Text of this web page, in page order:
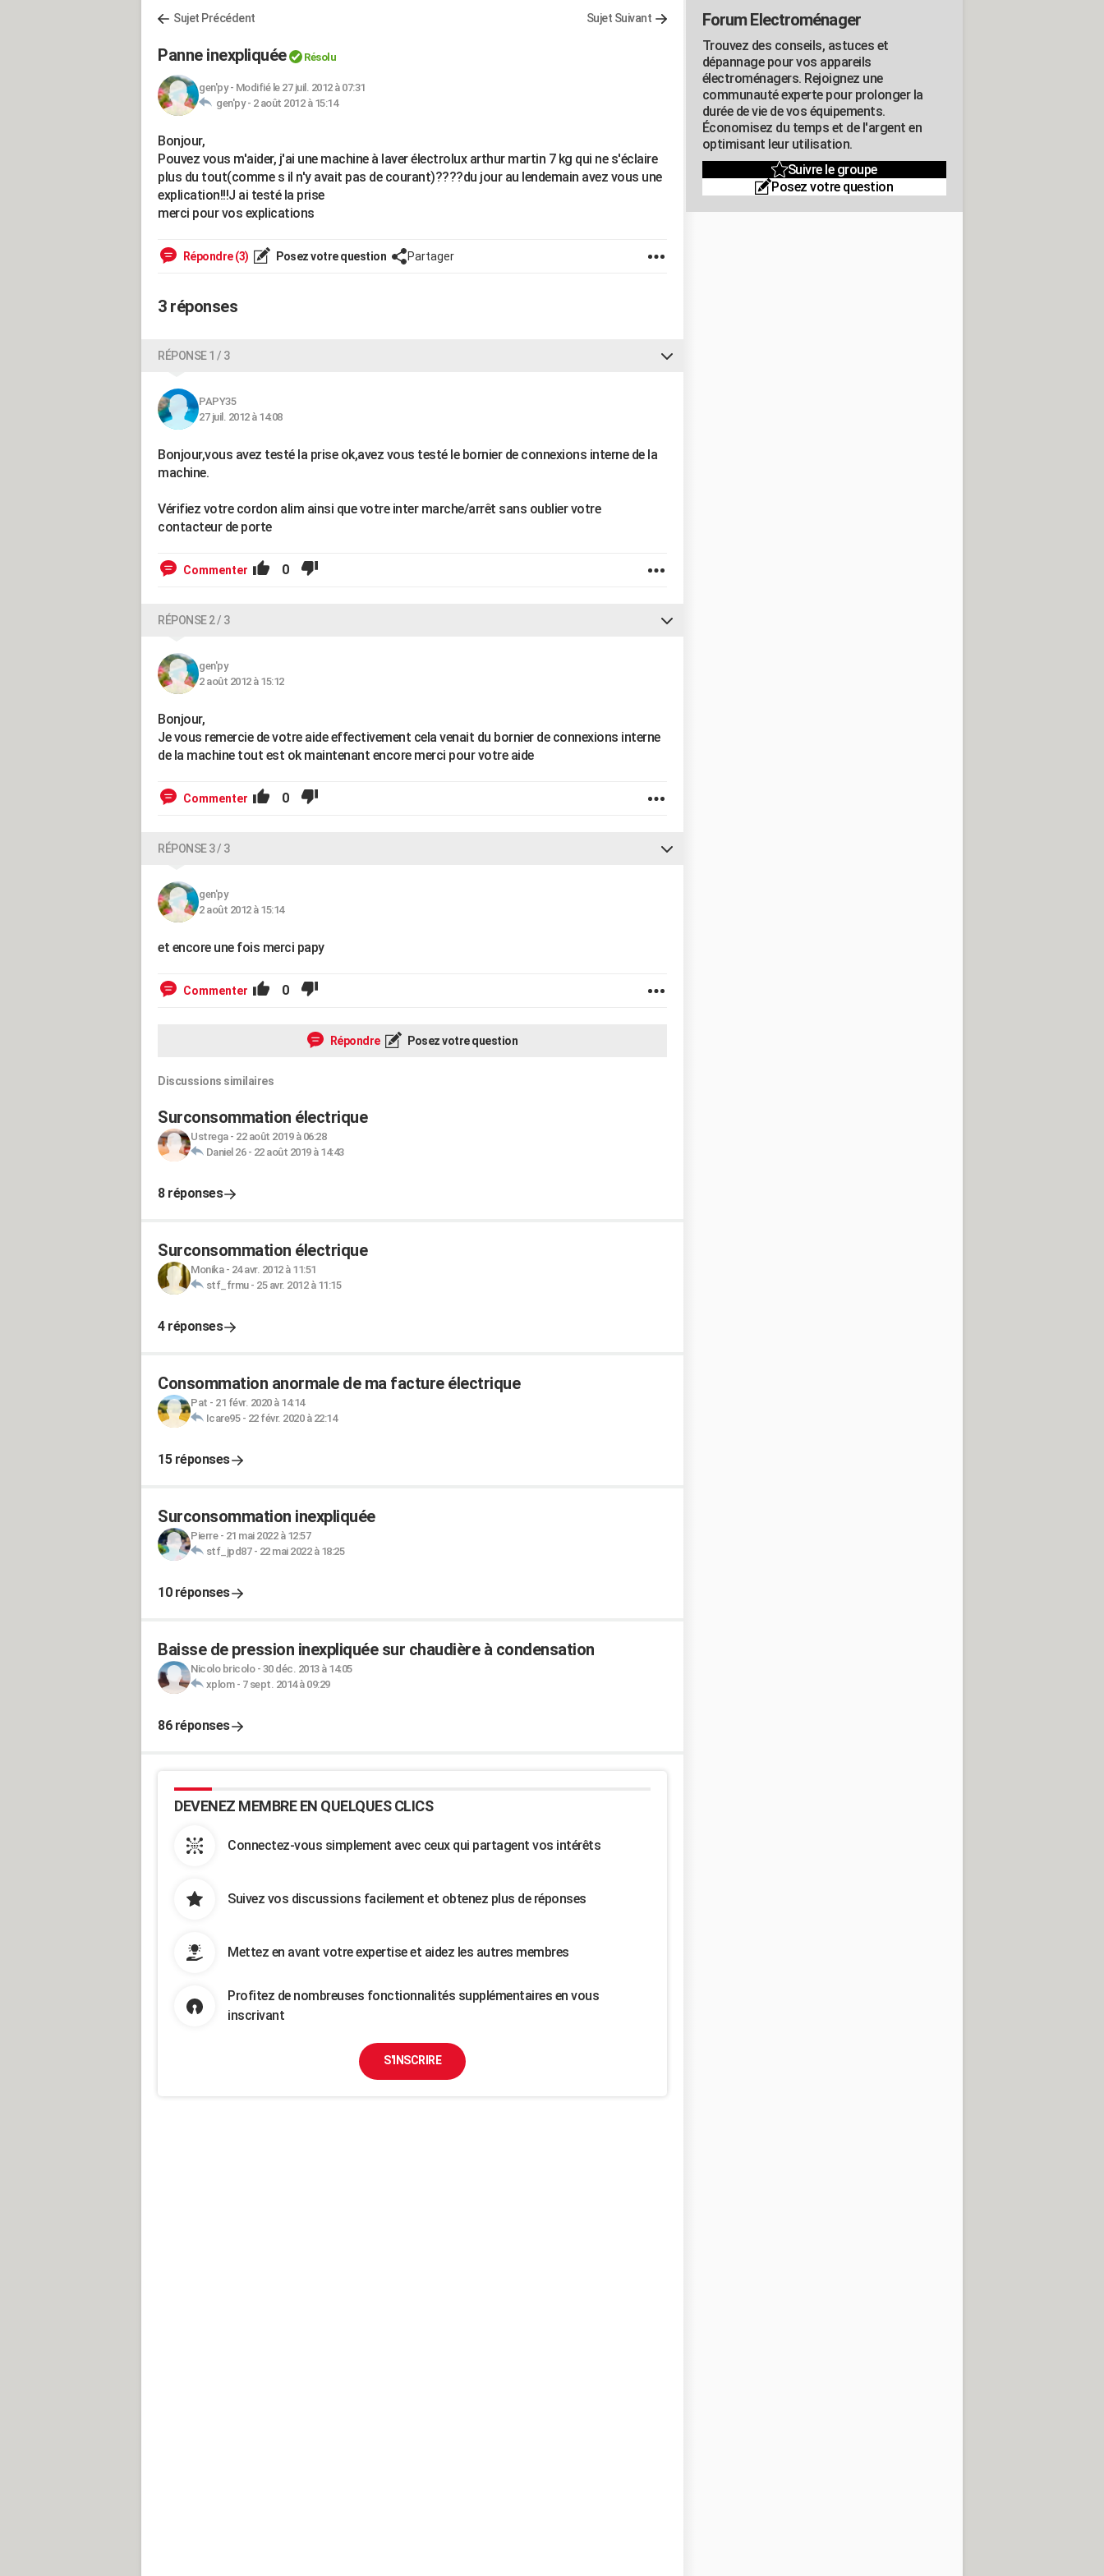
Sujet Précédent Sujet Suivant
Panne inexpliquée Résolu
gen'py- Modifié le 27 juil. 2012 à 07:31
gen'py - 2 août 2012 à 15:14
Bonjour,
Pouvez vous m'aider, j'ai une machine à laver électrolux arthur martin 7 kg qui ne s'éclaire
plus du tout(comme s il n'y avait pas de courant)????du jour au lendemain avez vous une
explication!!!J ai testé la prise
merci pour vos explications
Répondre (3) Posez votre question Partager
3 réponses
RÉPONSE 1 / 3
PAPY35
27 juil. 2012 à 14:08
Bonjour,vous avez testé la prise ok,avez vous testé le bornier de connexions interne de la
machine.
Vérifiez votre cordon alim ainsi que votre inter marche/arrêt sans oublier votre
contacteur de porte
Commenter 0
RÉPONSE 2 / 3
gen'py
2 août 2012 à 15:12
Bonjour,
Je vous remercie de votre aide effectivement cela venait du bornier de connexions interne
de la machine tout est ok maintenant encore merci pour votre aide
Commenter 0
RÉPONSE 3 / 3
gen'py
2 août 2012 à 15:14
et encore une fois merci papy
Commenter 0
Répondre Posez votre question
Discussions similaires
Surconsommation électrique
Ustrega- 22 août 2019 à 06:28
Daniel 26- 22 août 2019 à 14:43
8 réponses
Surconsommation électrique
Monika- 24 avr. 2012 à 11:51
stf_frmu- 25 avr. 2012 à 11:15
4 réponses
Consommation anormale de ma facture électrique
Pat - 21 févr. 2020 à 14:14
Icare95- 22 févr. 2020 à 22:14
15 réponses
Surconsommation inexpliquée
Pierre- 21 mai 2022 à 12:57
stf_jpd87- 22 mai 2022 à 18:25
10 réponses
Baisse de pression inexpliquée sur chaudière à condensation
Nicolo bricolo- 30 déc. 2013 à 14:05
xplom- 7 sept. 2014 à 09:29
86 réponses
DEVENEZ MEMBRE EN QUELQUES CLICS
Connectez-vous simplement avec ceux qui partagent vos intérêts
Suivez vos discussions facilement et obtenez plus de réponses
Mettez en avant votre expertise et aidez les autres membres
Profitez de nombreuses fonctionnalités supplémentaires en vous
inscrivant
S'INSCRIRE
Forum Electroménager
Trouvez des conseils, astuces et
dépannage pour vos appareils
électroménagers. Rejoignez une
communauté experte pour prolonger la
durée de vie de vos équipements.
Économisez du temps et de l'argent en
optimisant leur utilisation.
Suivre le groupe
Posez votre question